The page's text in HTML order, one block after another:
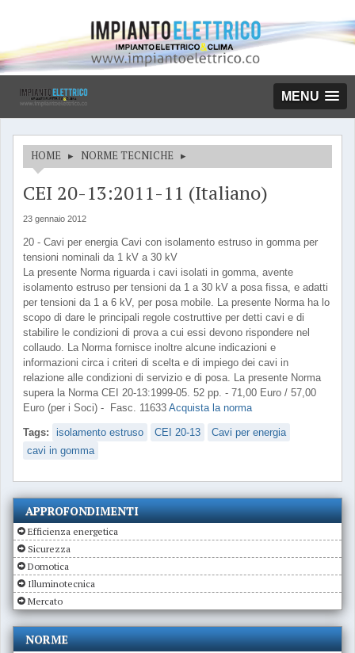
MENU
HOME ▸ NORME TECNICHE ▸
CEI 20-13:2011-11 (Italiano)
23 gennaio 2012
20 - Cavi per energia Cavi con isolamento estruso in gomma per
tensioni nominali da 1 kV a 30 kV
La presente Norma riguarda i cavi isolati in gomma, avente
isolamento estruso per tensioni da 1 a 30 kV a posa fissa, e adatti
per tensioni da 1 a 6 kV, per posa mobile. La presente Norma ha lo
scopo di dare le principali regole costruttive per detti cavi e di
stabilire le condizioni di prova a cui essi devono rispondere nel
collaudo. La Norma fornisce inoltre alcune indicazioni e
informazioni circa i criteri di scelta e di impiego dei cavi in
relazione alle condizioni di servizio e di posa. La presente Norma
supera la Norma CEI 20-13:1999-05. 52 pp. - 71,00 Euro / 57,00
Euro (per i Soci) - Fasc. 11633 Acquista la norma
Tags: isolamento estruso CEI 20-13
Cavi per energia
cavi in gomma
APPROFONDIMENTI
Efficienza energetica
Sicurezza
Domotica
Illuminotecnica
Mercato
NORME